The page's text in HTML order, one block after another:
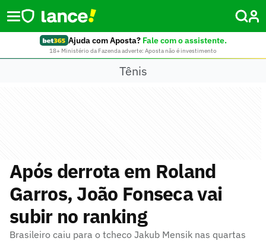
Ajuda com Aposta? Fale com o assistente.
18+ Ministério da Fazenda adverte: Aposta não é investimento
Tênis
Após derrota em Roland
Garros, João Fonseca vai
subir no ranking
Brasileiro caiu para o tcheco Jakub Mensik nas quartas